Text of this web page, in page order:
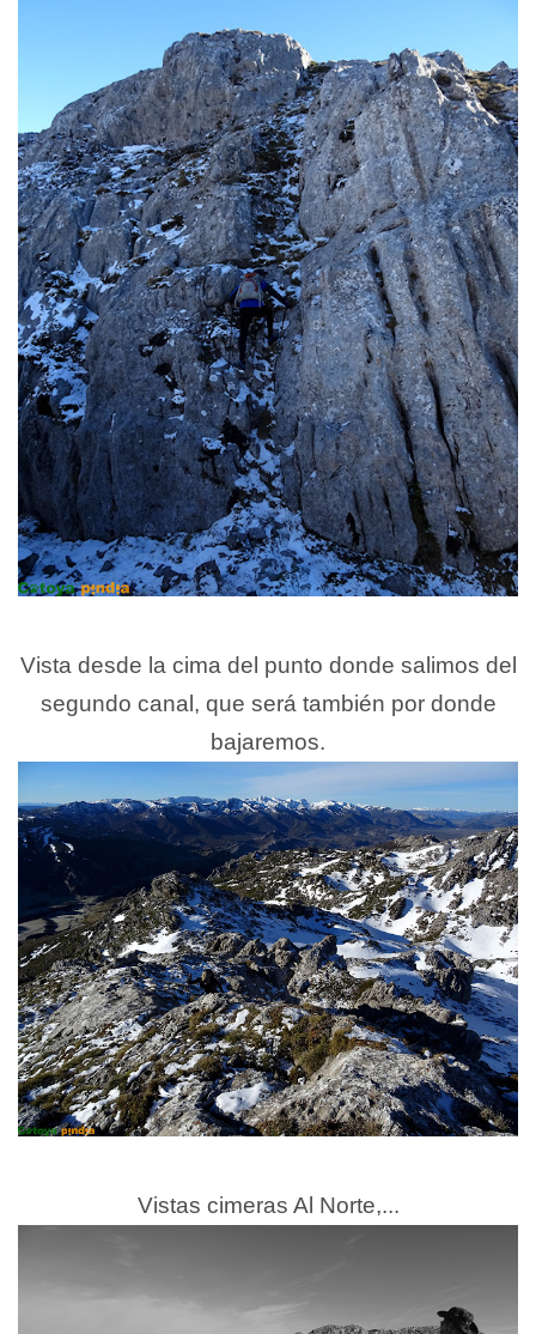
Vista desde la cima del punto donde salimos del
segundo canal, que será también por donde
bajaremos.
Vistas cimeras Al Norte,...